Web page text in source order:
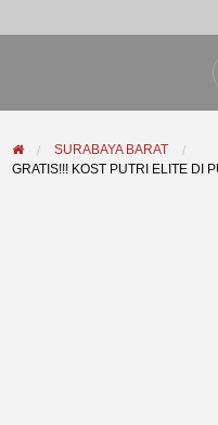
SURABAYA BARAT
GRATIS!!! KOST PUTRI ELITE DI